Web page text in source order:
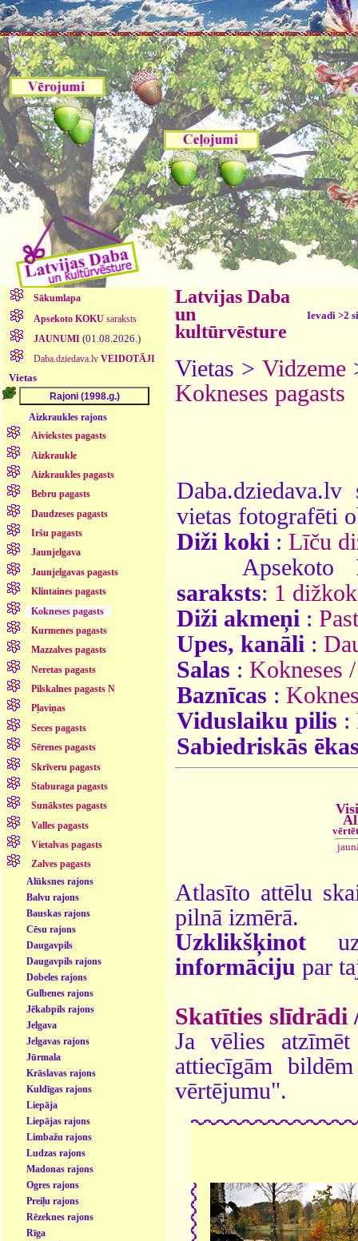
Sākumlapa
Apsekoto KOKUsaraksts
JAUNUMI (01.08.2026.)
Daba.dziedava.lv VEIDOTĀJI
Vietas
Aizkraukles rajons
Aiviekstes pagasts
Aizkraukle
Aizkraukles pagasts
Bebru pagasts
Daudzeses pagasts
Iršu pagasts
Jaunjelgava
Jaunjelgavas pagasts
Klintaines pagasts
Kokneses pagasts
Kurmenes pagasts
Mazzalves pagasts
Neretas pagasts
Pilskalnes pagasts N
Pļaviņas
Seces pagasts
Sērenes pagasts
Skrīveru pagasts
Staburaga pagasts
Sunākstes pagasts
Valles pagasts
Vietalvas pagasts
Zalves pagasts
Alūksnes rajons
Balvu rajons
Bauskas rajons
Cēsu rajons
Daugavpils
Daugavpils rajons
Dobeles rajons
Gulbenes rajons
Jēkabpils rajons
Jelgava
Jelgavas rajons
Jūrmala
Krāslavas rajons
Kuldīgas rajons
Liepāja
Liepājas rajons
Limbažu rajons
Ludzas rajons
Madonas rajons
Ogres rajons
Preiļu rajons
Rēzeknes rajons
Rīga
Latvijas Daba
un
kultūrvēsture
Ievadi >2
Vietas > Vidzeme
Kokneses pagasts
vietas fotografēti
Diži koki : Līču
Apsekoto
saraksts: 1
Diži akmeņi :
Upes, kanāli :
Salas : Kokneses
Baznīcas :
Viduslaiku pilis :
Sabiedriskās
Atlasīto attēlu
pilnā izmērā.
Uzklikšķinot
informāciju par
Skatīties slīdrādi
Ja vēlies
attiecīgām
vērtējumu".